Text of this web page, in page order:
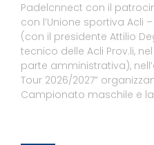
Padelcnnect con il
con l’Unione sportiva Acli
(con il presidente Attilio
tecnico delle Acli Prov.li,
parte amministrativa),
Tour 2026/2027”
Campionato maschile e la